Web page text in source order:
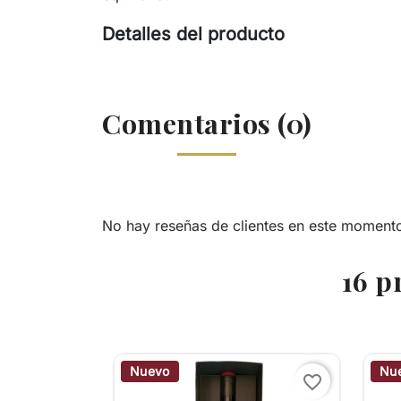
Detalles del producto
Comentarios (0)
No hay reseñas de clientes en este
16
Nuevo
favorite_border